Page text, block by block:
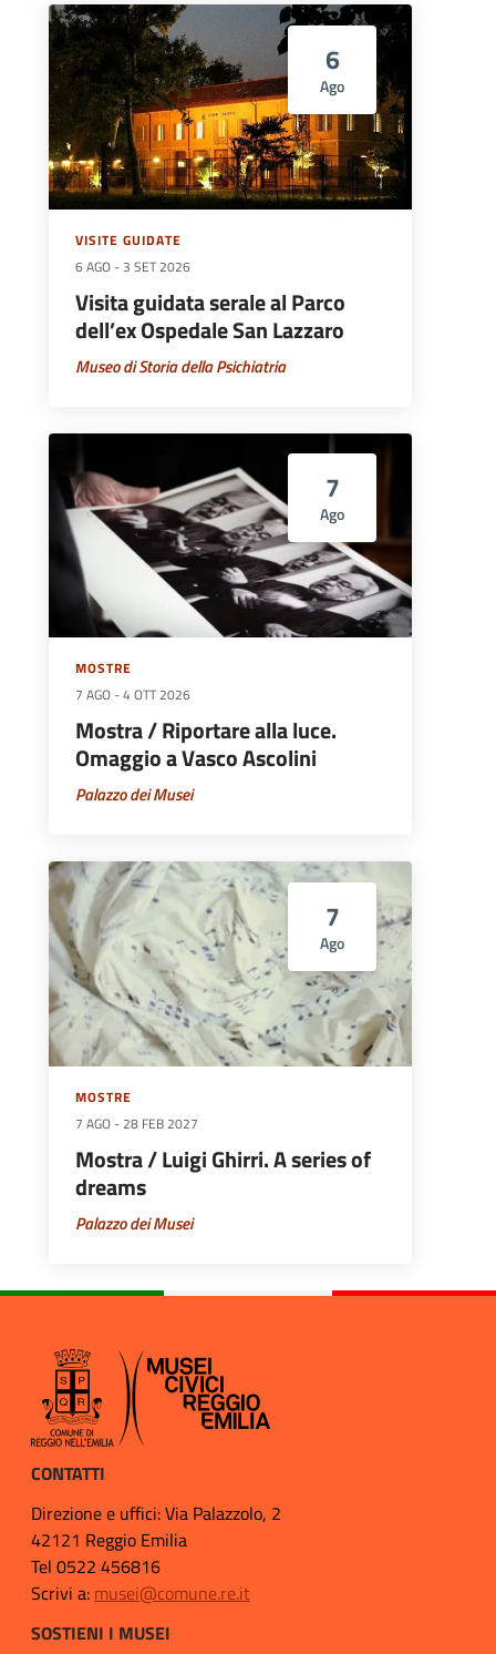
6
Ago
VISITE GUIDATE
6 AGO -3 SET 2026
Visita guidata serale al Parco
dell’ex Ospedale San Lazzaro
Museo di Storia della Psichiatria
7
Ago
MOSTRE
7 AGO -4 OTT 2026
Mostra / Riportare alla luce.
Omaggio a Vasco Ascolini
Palazzo dei Musei
7
Ago
MOSTRE
7 AGO -28 FEB 2027
Mostra / Luigi Ghirri. A series of
dreams
Palazzo dei Musei
CONTATTI
Direzione e uffici: Via Palazzolo, 2
42121 Reggio Emilia
Tel 0522 456816
Scrivi a: musei@comune.re.it
SOSTIENI I MUSEI